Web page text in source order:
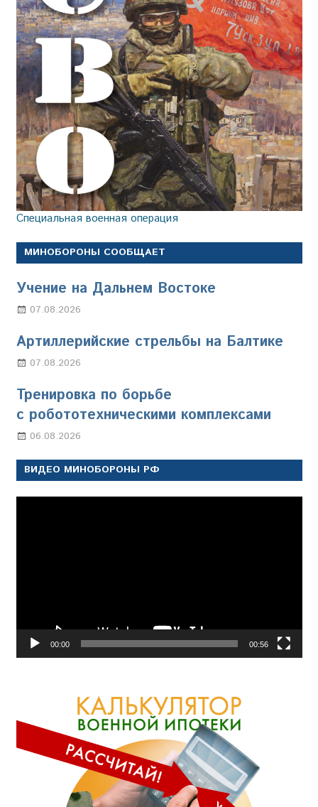
Специальная военная операция
МИНОБОРОНЫ СООБЩАЕТ
Учение на Дальнем Востоке
07.08.2026
Артиллерийские стрельбы на Балтике
07.08.2026
Тренировка по борьбе
с робототехническими комплексами
06.08.2026
ВИДЕО МИНОБОРОНЫ РФ
00:00 00:56